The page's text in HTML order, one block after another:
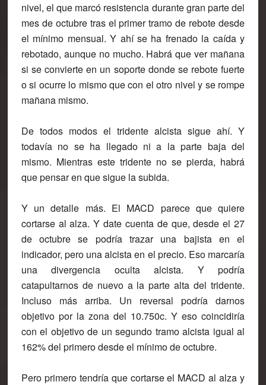
nivel, el que marcó resistencia durante gran parte del
mes de octubre tras el primer tramo de rebote desde
el mínimo mensual. Y ahí se ha frenado la caída y
rebotado, aunque no mucho. Habrá que ver mañana
si se convierte en un soporte donde se rebote fuerte
o si ocurre lo mismo que con el otro nivel y se rompe
mañana mismo.
De todos modos el tridente alcista sigue ahí. Y
todavía no se ha llegado ni a la parte baja del
mismo. Mientras este tridente no se pierda, habrá
que pensar en que sigue la subida.
Y un detalle más. El MACD parece que quiere
cortarse al alza. Y date cuenta de que, desde el 27
de octubre se podría trazar una bajista en el
indicador, pero una alcista en el precio. Eso marcaría
una divergencia oculta alcista. Y podría
catapultarnos de nuevo a la parte alta del tridente.
Incluso más arriba. Un reversal podría darnos
objetivo por la zona del 10.750c. Y eso coincidiría
con el objetivo de un segundo tramo alcista igual al
162% del primero desde el mínimo de octubre.
Pero primero tendría que cortarse el MACD al alza y